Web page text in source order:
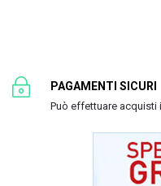
PAGAMENTI SICURI
Può effettuare acquisti